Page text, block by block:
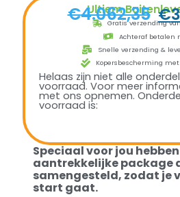
Ultiem
€4.062,35 €
Gratis verzending
Achteraf betalen
Snelle verzending &
Kopersbescherming met
Helaas zijn niet alle
voorraad. Voor meer
met ons opnemen.
voorraad is:
Speciaal voor jou
aantrekkelijke package
samengesteld, zodat je
start gaat.